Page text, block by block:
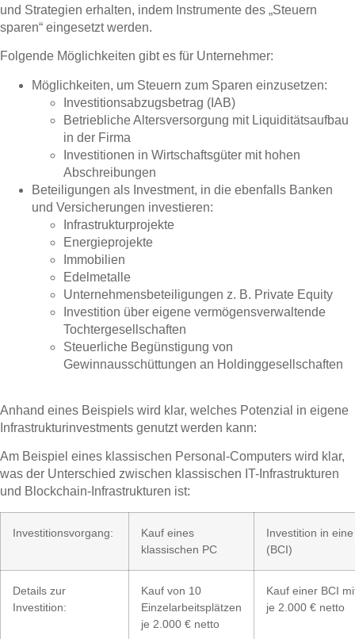
und Strategien erhalten, indem Instrumente des „Steuern
sparen“ eingesetzt werden.
Folgende Möglichkeiten gibt es für Unternehmer:
Möglichkeiten, um Steuern zum Sparen einzusetzen:
Investitionsabzugsbetrag (IAB)
Betriebliche Altersversorgung mit Liquiditätsaufbau
in der Firma
Investitionen in Wirtschaftsgüter mit hohen
Abschreibungen
Beteiligungen als Investment, in die ebenfalls Banken
und Versicherungen investieren:
Infrastrukturprojekte
Energieprojekte
Immobilien
Edelmetalle
Unternehmensbeteiligungen z. B. Private Equity
Investition über eigene vermögensverwaltende
Tochtergesellschaften
Steuerliche Begünstigung von
Gewinnausschüttungen an Holdinggesellschaften
Anhand eines Beispiels wird klar, welches Potenzial in eigene
Infrastrukturinvestments genutzt werden kann:
Am Beispiel eines klassischen Personal-Computers wird klar,
was der Unterschied zwischen klassischen IT-Infrastrukturen
und Blockchain-Infrastrukturen ist:
Investitionsvorgang:
Kauf eines
klassischen PC
Investition in
(BCI)
Details zur
Investition:
Kauf von 10
Einzelarbeitsplätzen
je 2.000 € netto
Kauf einer BCI
je 2.000 € netto